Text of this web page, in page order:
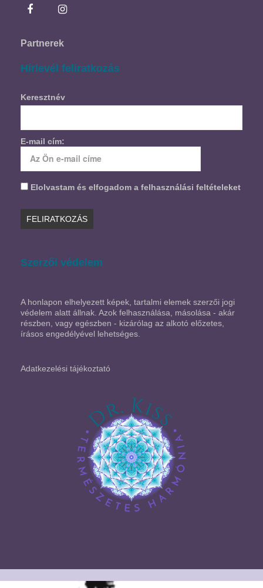
Partnerek
Hírlevél feliratkozás
Keresztnév
E-mail cím:
Elolvastam és elfogadom a felhasználási feltételeket
Szerzői védelem
A honlapon elhelyezett képek, tartalmi elemek szerzői jogi
védelem alatt állnak. Azok felhasználása, másolása - akár
részben, vagy egészben - kizárólag az alkotó előzetes,
írásos engedélyével lehetséges.
Adatkezelési tájékoztató